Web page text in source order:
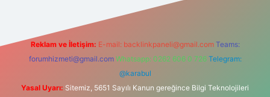
Reklam ve İletişim: E-mail: backlinkpaneli@gmail.com Teams:
forumhizmeti@gmail.com Whatsapp: 0262 606 0 726 Telegram:
@karabul
Yasal Uyarı: Sitemiz, 5651 Sayılı Kanun gereğince Bilgi Teknolojileri